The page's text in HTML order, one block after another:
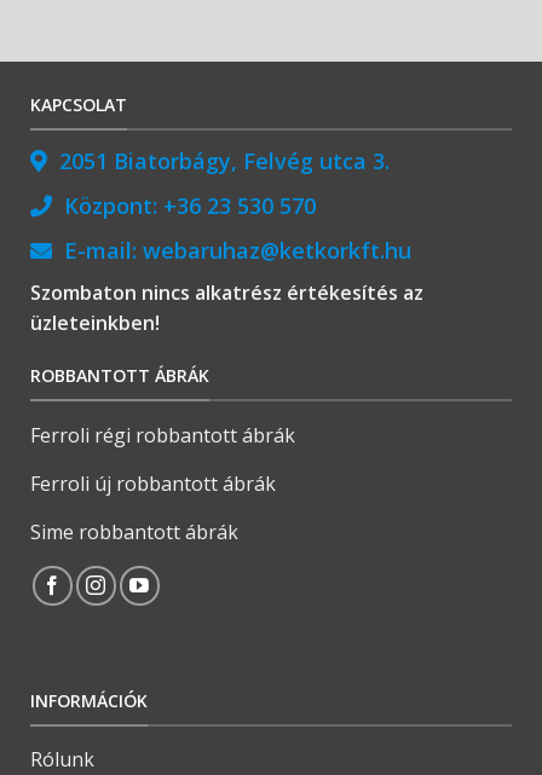
KAPCSOLAT
2051 Biatorbágy, Felvég utca 3.
Központ: +36 23 530 570
E-mail: webaruhaz@ketkorkft.hu
Szombaton nincs alkatrész értékesítés az
üzleteinkben!
ROBBANTOTT ÁBRÁK
Ferroli régi robbantott ábrák
Ferroli új robbantott ábrák
Sime robbantott ábrák
INFORMÁCIÓK
Rólunk